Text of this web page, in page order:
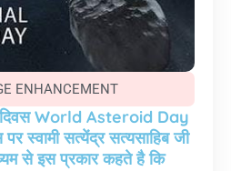
ENHANCEMENT
दिवस World Asteroid Day
पर स्वामी सत्येंद्र सत्यसाहिब जी
से इस प्रकार कहते है कि